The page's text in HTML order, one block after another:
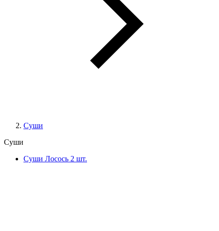
Суши
Суши
Суши Лосось 2 шт.